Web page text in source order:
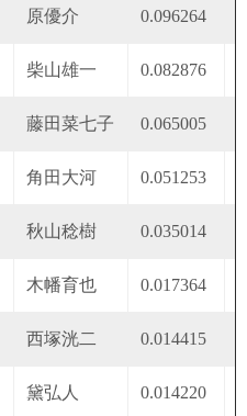
原優介 0.096264
柴山雄一 0.082876
藤田菜七子 0.065005
角田大河 0.051253
秋山稔樹 0.035014
木幡育也 0.017364
西塚洸二 0.014415
黛弘人 0.014220